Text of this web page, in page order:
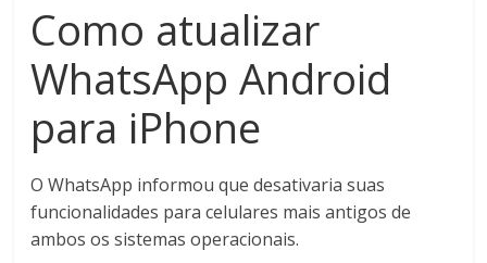
Como atualizar
WhatsApp Android
para iPhone
O WhatsApp informou que desativaria suas
funcionalidades para celulares mais antigos de
ambos os sistemas operacionais.